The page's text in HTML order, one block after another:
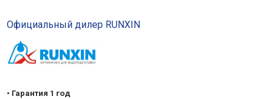
Официальный дилер RUNXIN
• Гарантия 1 год